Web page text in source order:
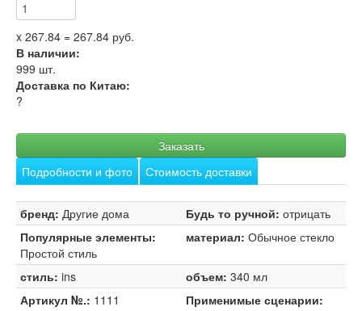
x 267.84 = 267.84 руб.
В наличии:
999 шт.
Доставка по Китаю:
?
Заказать
Подробности и фото
Стоимость доставки
бренд: Другие дома Будь то ручной: отрицать
Популярные элементы:
Простой стиль
материал: Обычное стекло
стиль: ins объем: 340 мл
Артикул №.: 1111
Применимые сценарии: